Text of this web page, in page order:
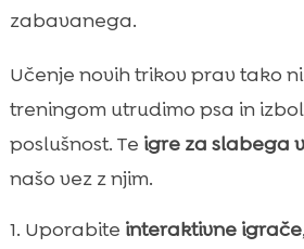
zabavanega.
Učenje novih trikov prav tako
treningom utrudimo psa in
poslušnost. Te igre za slabega
našo vez z njim.
Uporabite interaktivne igrače